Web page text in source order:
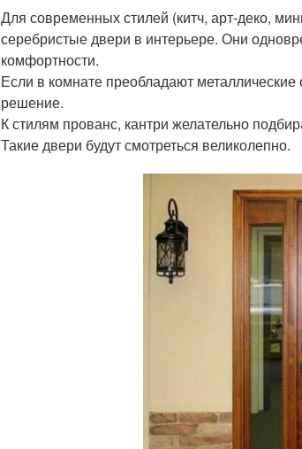
Для современных стилей (китч, арт-деко,
серебристые двери в интерьере. Они
комфортности.
Если в комнате преобладают
решение.
К стилям прованс, кантри желательно
Такие двери будут смотреться великолепно.